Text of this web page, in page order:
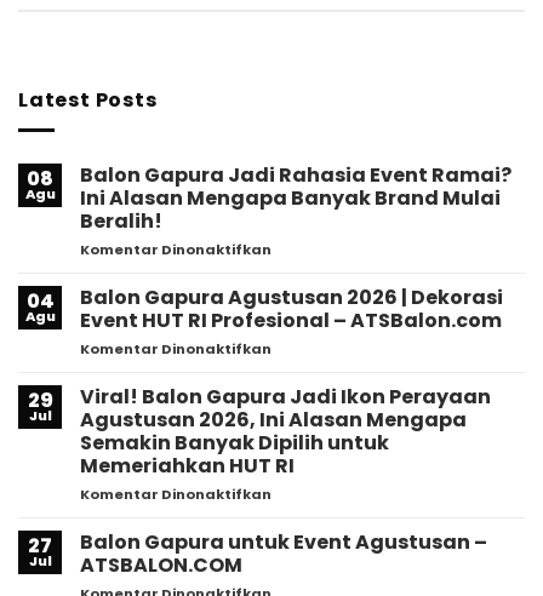
Latest Posts
08
Agu
Balon Gapura Jadi Rahasia Event Ramai?
Ini Alasan Mengapa Banyak Brand Mulai
Beralih!
Komentar Dinonaktifkan
Gapura
Jadi
Rahasia
Ini
Alasan
Mengapa
Banyak
Brand
04
Agu
Balon Gapura Agustusan 2026 | Dekorasi
Event HUT RI Profesional – ATSBalon.com
Komentar Dinonaktifkan
Gapura
Agustusan
2026
|
Dekorasi
RI
Profesional
29
Jul
Viral! Balon Gapura Jadi Ikon Perayaan
Agustusan 2026, Ini Alasan Mengapa
Semakin Banyak Dipilih untuk
Memeriahkan HUT RI
Komentar Dinonaktifkan
Balon
Gapura
27
Jul
Balon Gapura untuk Event Agustusan –
ATSBALON.COM